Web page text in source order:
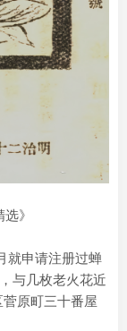
》
就申请注册过蝉
与几枚老火花近
原町三十番屋